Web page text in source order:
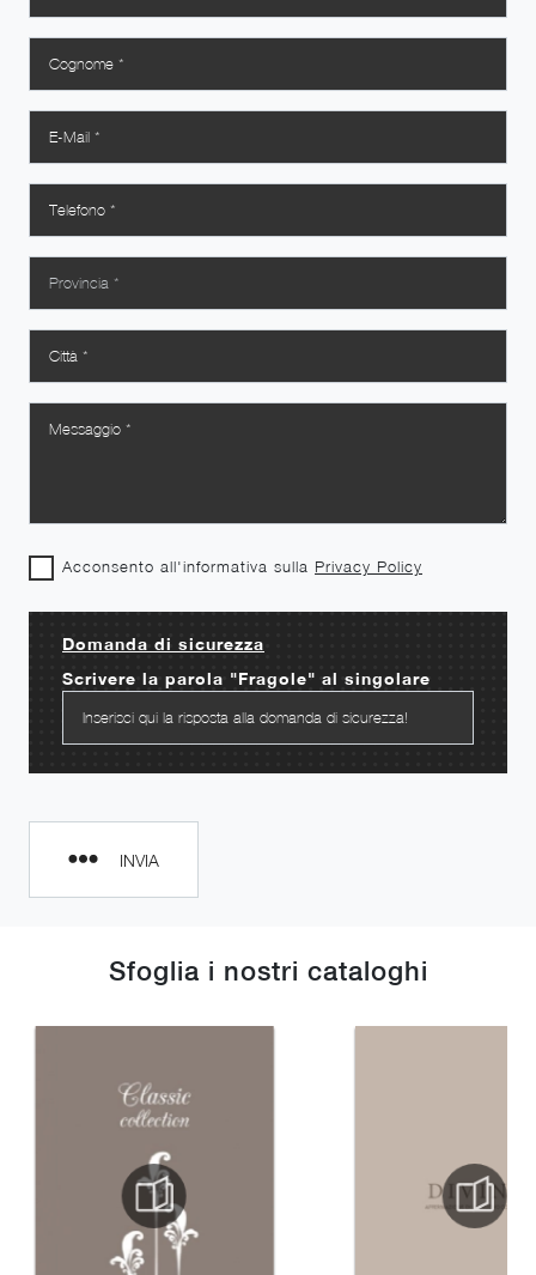
Sfoglia i nostri cataloghi
Acconsento all'informativa sulla Privacy Policy
Domanda di sicurezza
Scrivere la parola "Fragole" al singolare
INVIA